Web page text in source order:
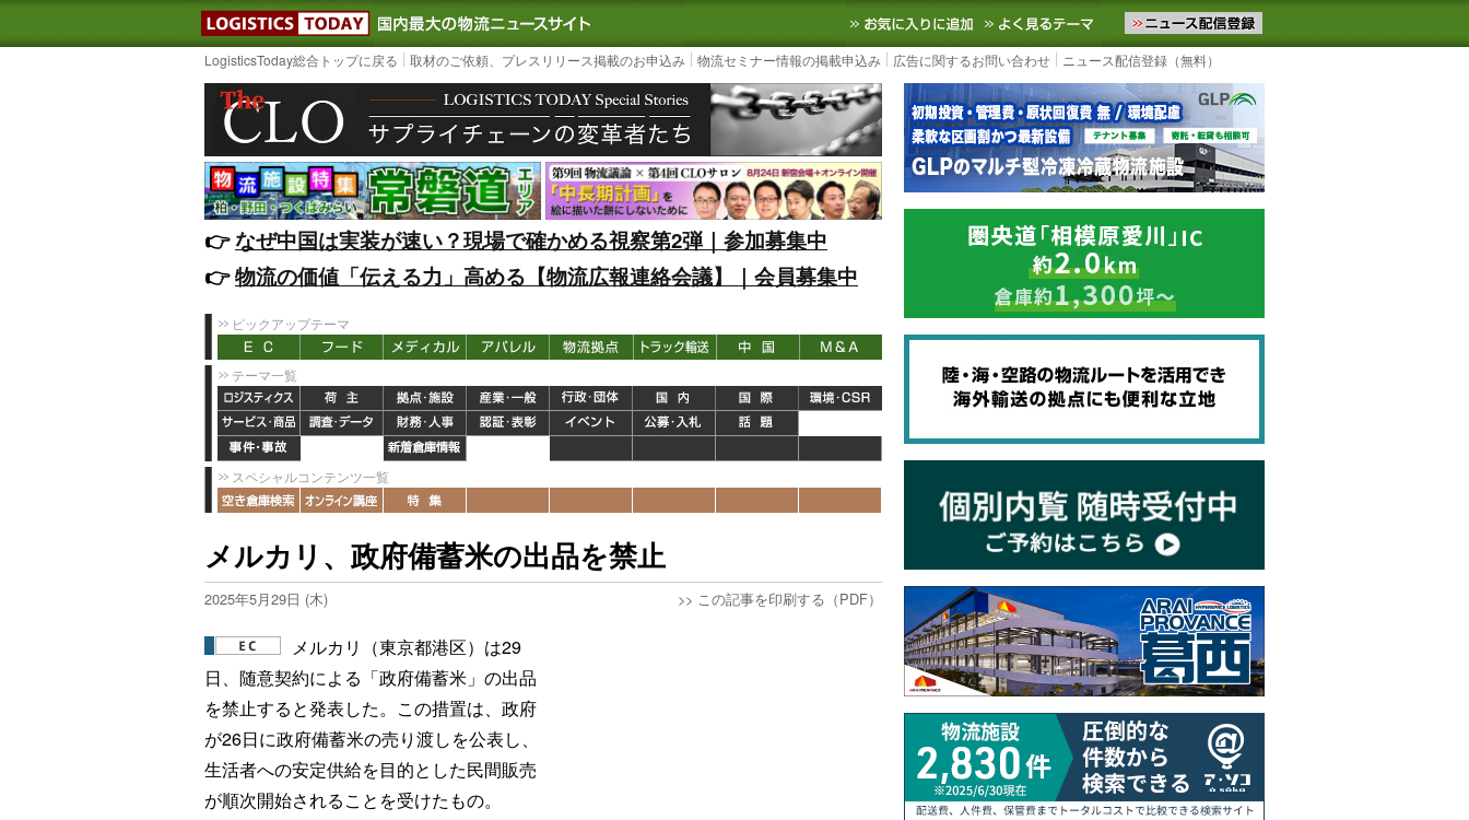
LOGISTICS TODAY｜国内最大の物流ニュースサイト3PL, SCMなど国内外の最新の物流ニュースをお届けします。物流ニュースメール配信を登録す
お気に入りに追加 よく見るテーマ
LogisticsToday総合トップに戻る 取材のご依頼、プレスリリース掲載のお申込み 物流セミナー情報の掲載申込み 広告に関するお問い合わせ ニュース配信登録（無料）
👉️なぜ中国は実装が速い？現場で確かめる視察第2弾｜参加募集中
👉️物流の価値「伝える力」高める【物流広報連絡会議】｜会員募集中
ピックアップテーマ
テーマ一覧
スペシャルコンテンツ一覧
メルカリ、政府備蓄米の出品を禁止
2025年5月29日 (木) >> この記事を印刷する（PDF）
メルカリ（東京都港区）は29
日、随意契約による「政府備蓄米」の出品
を禁止すると発表した。この措置は、政府
が26日に政府備蓄米の売り渡しを公表し、
生活者への安定供給を目的とした民間販売
が順次開始されることを受けたもの。